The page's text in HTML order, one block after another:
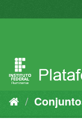
para